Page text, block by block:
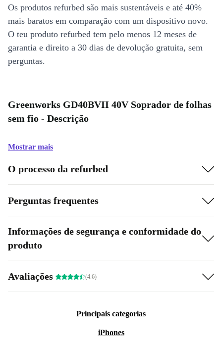
Os produtos refurbed são mais sustentáveis e até 40%
mais baratos em comparação com um dispositivo novo.
O teu produto refurbed tem pelo menos 12 meses de
garantia e direito a 30 dias de devolução gratuita, sem
perguntas.
Greenworks GD40BVII 40V Soprador de folhas
sem fio - Descrição
Mostrar mais
O processo da refurbed
Perguntas frequentes
Informações de segurança e conformidade do
produto
Avaliações (4.6)
Principais categorias
iPhones